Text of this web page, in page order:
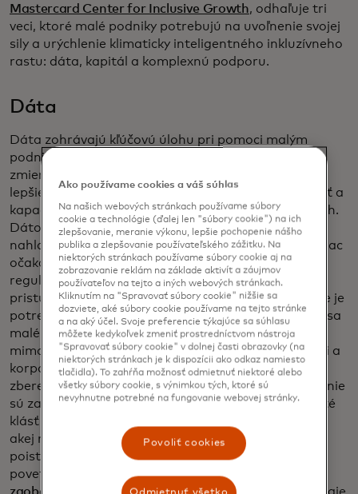
Mastercard Center for Inclusive Growth, odhaľuje tri
veci, ktoré malé podniky potrebujú na uvoľnenie svojej
sily a urýchlenie klimaticky inteligentného inkluzívneho
rastu: dáta, kapitál a komplexnú podporu.
Dáta
Dáta zohrávajú kľúčovú úlohu pri pomoci malým
podnikom prispôsobiť sa zmene klímy a zároveň pri
zmierňovaní emisií, ktoré ju spôsobujú. Napríklad
lepšie poznatky o údajoch môžu zvýšiť ich schopnosť a
kapacitu zvládať klimatické otrasy na rôznych trhoch.
Dátové nástroje im môžu pomôcť sledovať a
nahlasovať emisie skleníkových plynov, čo je čoraz viac
očakávaním firemných kupujúcich a vládnych
regulačných orgánov. Sprostredkovatelia často
pristupujú k týmto údajom a zhromažďujú ich, takže je
potrebná väčšia spolupráca, aby sa zabezpečilo, že sa
malé podniky môžu zapojiť do tohto toku medzi
mimovládnymi organizáciami, vládnymi agentúrami a
korporáciami, ktoré s nimi chcú spolupracovať. Pri
zbere údajov od malých podnikov, ktorých majitelia nie
sú zahltení klimatickou terminológiou, je tiež dôležité
klásť jasné a jednoduché otázky – napríklad či a do
akej miery intervencia zvýšila úspory alebo prístup k
poisteniu alebo schopnosť zotaviť sa z extrémnej
poveternostnej udalosti.Firma 60 Decibels, ktorá sa
Ako používame cookies a váš súhlas
Na našich webových stránkach používame súbory
cookie a technológie (ďalej len "súbory cookie") na ich
zlepšovanie, meranie výkonu, lepšie pochopenie nášho
publika a zlepšovanie používateľského zážitku. Na
niektorých stránkach používame súbory cookie aj na
zobrazovanie reklám na základe aktivít a záujmov
používateľov na tejto a iných webových stránkach.
Kliknutím na "Spravovať súbory cookie" nižšie sa
dozviete, aké súbory cookie používame na tejto stránke
a na aký účel. Svoje preferencie týkajúce sa súhlasu
môžete kedykoľvek zmeniť prostredníctvom nástroja
"Spravovať súbory cookie" v dolnej časti obrazovky (na
niektorých stránkach je k dispozícii ako odkaz namiesto
tlačidla). To zahŕňa možnosť odmietnuť niektoré alebo
všetky súbory cookie, s výnimkou tých, ktoré sú
nevyhnutne potrebné na fungovanie webovej stránky.
Povoliť cookies